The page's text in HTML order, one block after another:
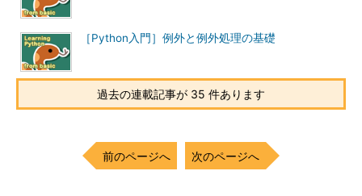
［Python入門］例外と例外処理の基礎
過去の連載記事が 35 件あります
前のページへ 次のページへ